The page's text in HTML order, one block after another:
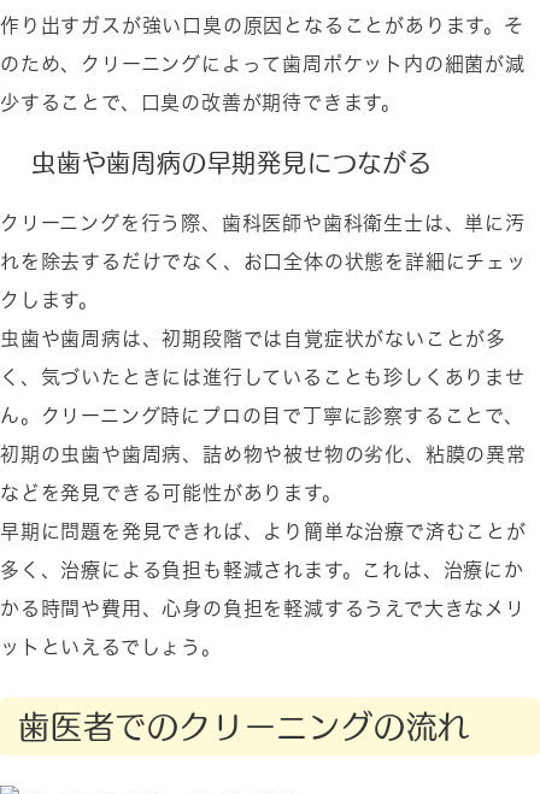
作り出すガスが強い口臭の原因となることがあります。そ
のため、クリーニングによって歯周ポケット内の細菌が減
少することで、口臭の改善が期待できます。
虫歯や歯周病の早期発見につながる
クリーニングを行う際、歯科医師や歯科衛生士は、単に汚
れを除去するだけでなく、お口全体の状態を詳細にチェッ
クします。
虫歯や歯周病は、初期段階では自覚症状がないことが多
く、気づいたときには進行していることも珍しくありませ
ん。クリーニング時にプロの目で丁寧に診察することで、
初期の虫歯や歯周病、詰め物や被せ物の劣化、粘膜の異常
などを発見できる可能性があります。
早期に問題を発見できれば、より簡単な治療で済むことが
多く、治療による負担も軽減されます。これは、治療にか
かる時間や費用、心身の負担を軽減するうえで大きなメリ
ットといえるでしょう。
歯医者でのクリーニングの流れ